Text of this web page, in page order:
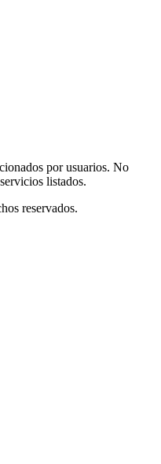
por usuarios. No
listados.
reservados.